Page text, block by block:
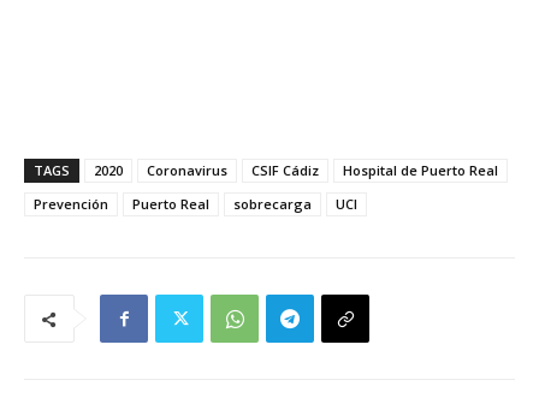
TAGS 2020 Coronavirus CSIF Cádiz
Hospital de Puerto Real
Prevención
Puerto Real sobrecarga UCI